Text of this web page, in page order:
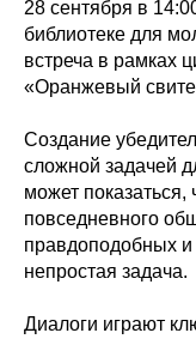
28 сентября в
библиотеке для
встреча в рамках
«Оранжевый
Создание
сложной задачей
может показаться,
повседневного
правдоподобных
непростая задача.
Диалоги играют